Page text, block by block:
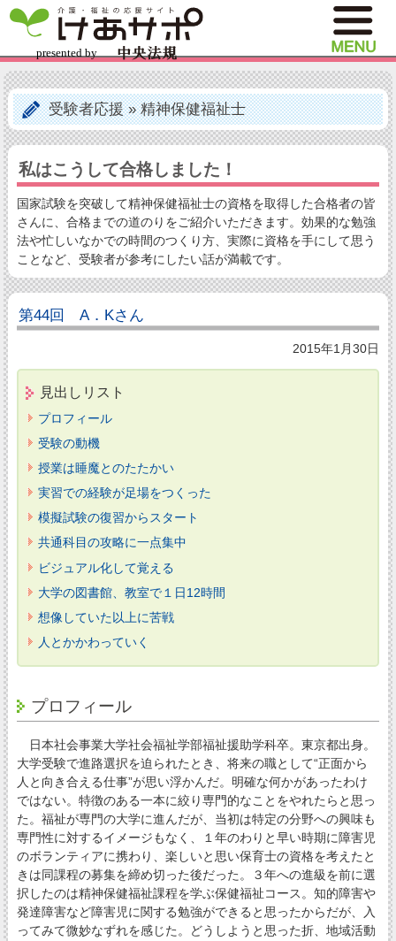
受験者応援»精神保健福祉士
私はこうして合格しました！
国家試験を突破して精神保健福祉士の資格を取得した合格者の皆
さんに、合格までの道のりをご紹介いただきます。効果的な勉強
法や忙しいなかでの時間のつくり方、実際に資格を手にして思う
ことなど、受験者が参考にしたい話が満載です。
第44回 A．Kさん
2015年1月30日
見出しリスト
プロフィール
受験の動機
授業は睡魔とのたたかい
実習での経験が足場をつくった
模擬試験の復習からスタート
共通科目の攻略に一点集中
ビジュアル化して覚える
大学の図書館、教室で１日12時間
想像していた以上に苦戦
人とかかわっていく
プロフィール
日本社会事業大学社会福祉学部福祉援助学科卒。東京都出身。
大学受験で進路選択を迫られたとき、将来の職として“正面から
人と向き合える仕事”が思い浮かんだ。明確な何かがあったわけ
ではない。特徴のある一本に絞り専門的なことをやれたらと思っ
た。福祉が専門の大学に進んだが、当初は特定の分野への興味も
専門性に対するイメージもなく、１年のわりと早い時期に障害児
のボランティアに携わり、楽しいと思い保育士の資格を考えたと
きは同課程の募集を締め切った後だった。３年への進級を前に選
択したのは精神保健福祉課程を学ぶ保健福祉コース。知的障害や
発達障害など障害児に関する勉強ができると思ったからだが、入
ってみて微妙なずれを感じた。どうしようと思った折、地域活動